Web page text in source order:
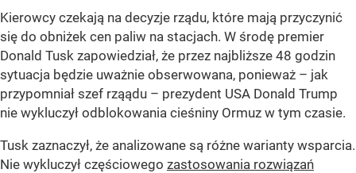
Kierowcy czekają na decyzje rządu, które mają przyczynić
się do obniżek cen paliw na stacjach. W środę premier
Donald Tusk zapowiedział, że przez najbliższe 48 godzin
sytuacja będzie uważnie obserwowana, ponieważ – jak
przypomniał szef rząądu – prezydent USA Donald Trump
nie wykluczył odblokowania cieśniny Ormuz w tym czasie.
Tusk zaznaczył, że analizowane są różne warianty wsparcia.
Nie wykluczył częściowego zastosowania rozwiązań